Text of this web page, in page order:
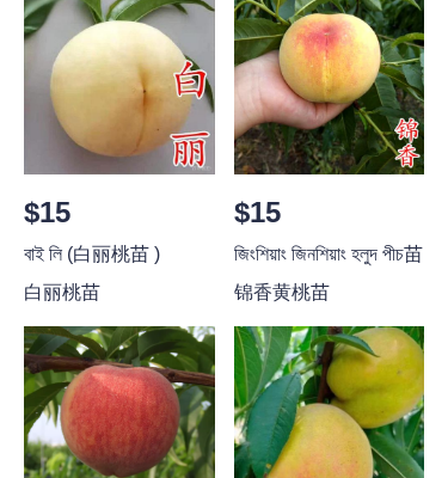
$15
বাই লি (白丽桃苗 )
白丽桃苗
$15
জিংশিয়াং জিনশিয়াং হলুদ পীচ苗
锦香黄桃苗